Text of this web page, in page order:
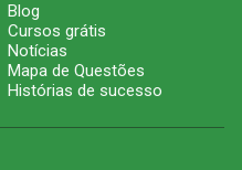
Blog
Cursos grátis
Notícias
Mapa de Questões
Histórias de sucesso